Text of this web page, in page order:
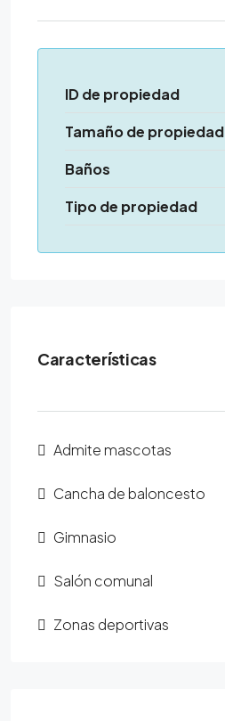
ID de propiedad
Tamaño de propiedad
Baños
Tipo de propiedad
Características
Admite mascotas
Cancha de baloncesto
Gimnasio
Salón comunal
Zonas deportivas